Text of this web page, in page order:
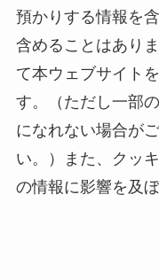
預かりする情報を
含めることはあり
て本ウェブサイト
す。（ただし一部
になれない場合が
い。）また、クッ
の情報に影響を及